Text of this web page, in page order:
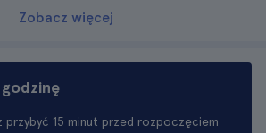
Zobacz więcej
przybyć 15 minut przed rozpoczęciem